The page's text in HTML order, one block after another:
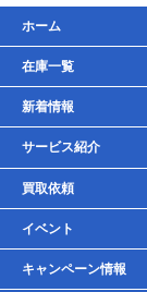
ホーム
在庫一覧
新着情報
サービス紹介
レンタルバイク
車検・点検・整備
貸しガレージ
買取依頼
イベント
キャンペーン情報